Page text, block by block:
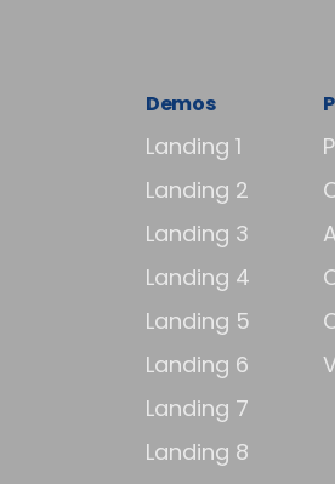
Demos
Landing 1
Landing 2
Landing 3
Landing 4
Landing 5
Landing 6
Landing 7
Landing 8